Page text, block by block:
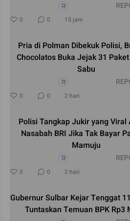
0 0 15 jam
Pria di Polman Dibekuk Polisi,
Chocolatos Buka Jejak 31
Sabu
0 0 2 hari
Polisi Tangkap Jukir yang Viral
Nasabah BRI Jika Tak Bayar
Mamuju
0 0 2 hari
Gubernur Sulbar Kejar Tenggat
Tuntaskan Temuan BPK Rp3